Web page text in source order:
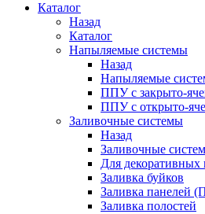
Каталог
Назад
Каталог
Напыляемые системы
Назад
Напыляемые
ППУ с закрыто-
ППУ с открыто-
Заливочные системы
Назад
Заливочные
Для декоративных
Заливка буйков
Заливка панелей
Заливка полостей